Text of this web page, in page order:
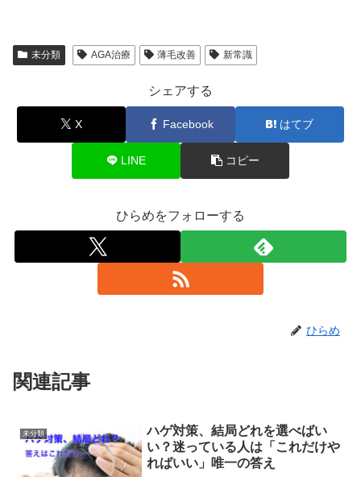
未分類 AGA治療 薄毛改善 新常識
シェアする
X Facebook はてブ
LINE コピー
ひらめをフォローする
ひらめ
関連記事
未分類
ハゲ対策、結局どれを選べばい
い？迷っている人は「これだけや
ればいい」唯一の答え